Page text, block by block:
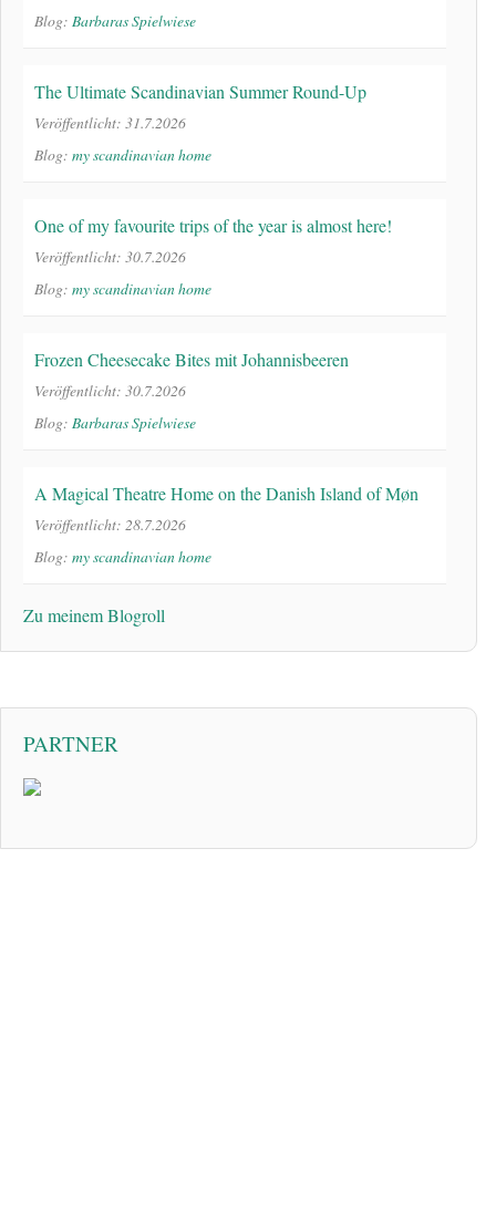
Blog: Barbaras Spielwiese
The Ultimate Scandinavian Summer Round-Up
Veröffentlicht: 31.7.2026
Blog: my scandinavian home
One of my favourite trips of the year is almost here!
Veröffentlicht: 30.7.2026
Blog: my scandinavian home
Frozen Cheesecake Bites mit Johannisbeeren
Veröffentlicht: 30.7.2026
Blog: Barbaras Spielwiese
A Magical Theatre Home on the Danish Island of Møn
Veröffentlicht: 28.7.2026
Blog: my scandinavian home
Zu meinem Blogroll
PARTNER